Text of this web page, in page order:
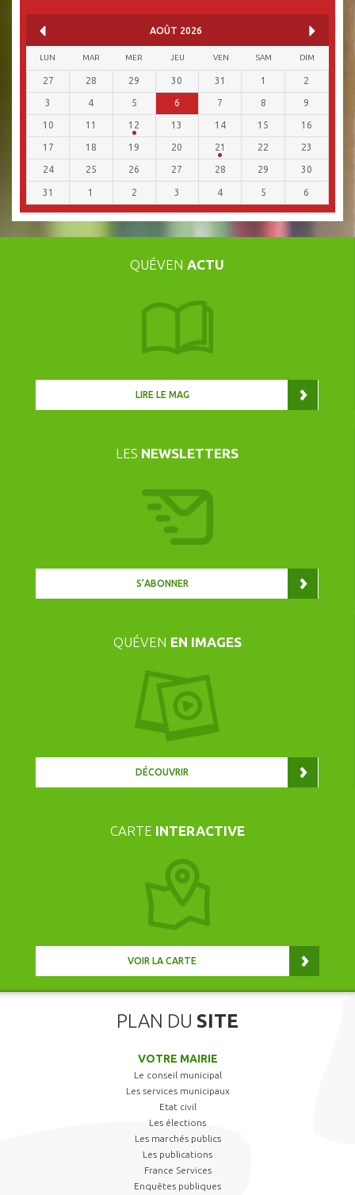
AOÛT 2026
LUN MAR MER JEU VEN SAM DIM
27 28 29 30 31 1 2
3 4 5 6 7 8 9
10 11 12 13 14 15 16
17 18 19 20 21 22 23
24 25 26 27 28 29 30
31 1 2 3 4 5 6
QUÉVEN ACTU
LIRE LE MAG
LES NEWSLETTERS
S’ABONNER
QUÉVEN EN IMAGES
DÉCOUVRIR
CARTE INTERACTIVE
VOIR LA CARTE
PLAN DU SITE
VOTRE MAIRIE
Le conseil municipal
Les services municipaux
Etat civil
Les élections
Les marchés publics
Les publications
France Services
Enquêtes publiques